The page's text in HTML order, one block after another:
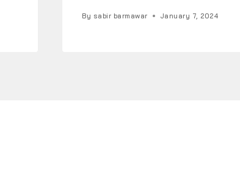
By sabir barmawar January 7, 2024